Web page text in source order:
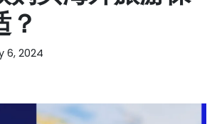
6, 2024